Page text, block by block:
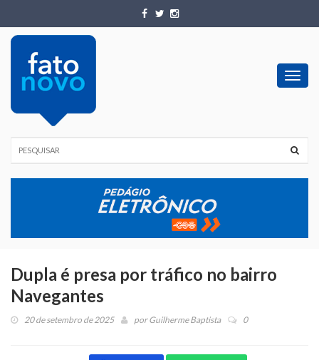
Dupla é presa por tráfico no bairro
Navegantes
20 de setembro de 2025 porGuilherme Baptista 0